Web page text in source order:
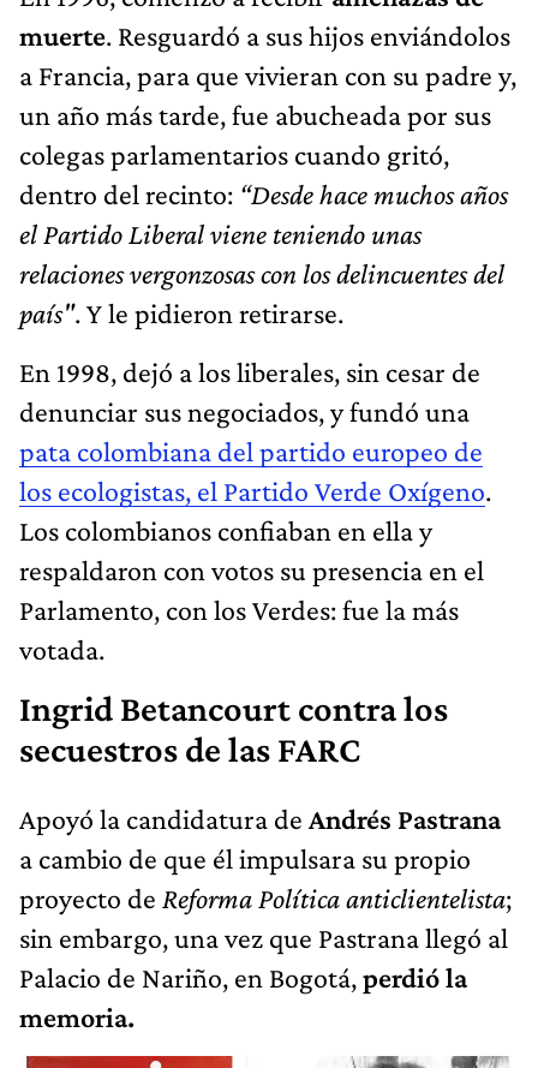
muerte. Resguardó a sus hijos enviándolos
a Francia, para que vivieran con su padre y,
un año más tarde, fue abucheada por sus
colegas parlamentarios cuando gritó,
dentro del recinto: “Desde hace muchos años
el Partido Liberal viene teniendo unas
relaciones vergonzosas con los delincuentes del
país". Y le pidieron retirarse.
En 1998, dejó a los liberales, sin cesar de
denunciar sus negociados, y fundó una
pata colombiana del partido europeo de
los ecologistas, el Partido Verde Oxígeno.
Los colombianos confiaban en ella y
respaldaron con votos su presencia en el
Parlamento, con los Verdes: fue la más
votada.
Ingrid Betancourt contra los
secuestros de las FARC
Apoyó la candidatura de Andrés Pastrana
a cambio de que él impulsara su propio
proyecto de Reforma Política anticlientelista;
sin embargo, una vez que Pastrana llegó al
Palacio de Nariño, en Bogotá,perdió la
memoria.